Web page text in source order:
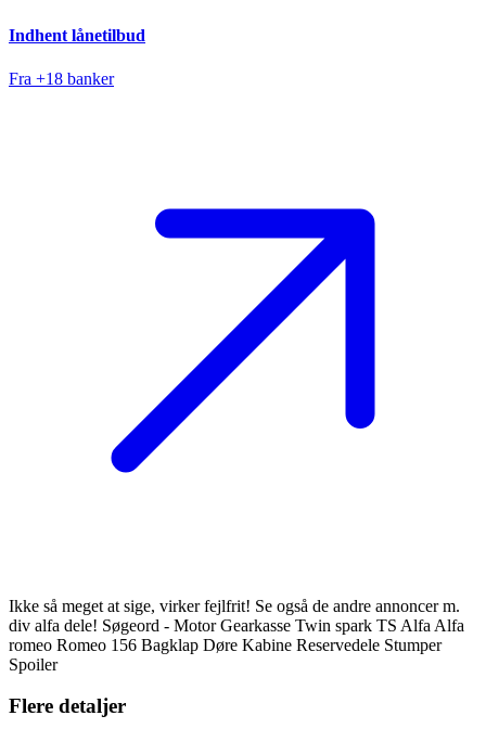
Indhent lånetilbud
Fra +18 banker
Ikke så meget at sige, virker fejlfrit! Se også de andre annoncer m.
div alfa dele! Søgeord - Motor Gearkasse Twin spark TS Alfa Alfa
romeo Romeo 156 Bagklap Døre Kabine Reservedele Stumper
Spoiler
Flere detaljer